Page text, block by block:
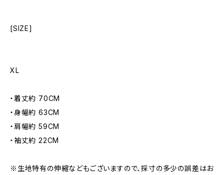
[SIZE]
XL
・着丈約 70CM
・身幅約 63CM
・肩幅約 59CM
・袖丈約 22CM
※生地特有の伸縮などもございますので、採寸の多少の誤差はお